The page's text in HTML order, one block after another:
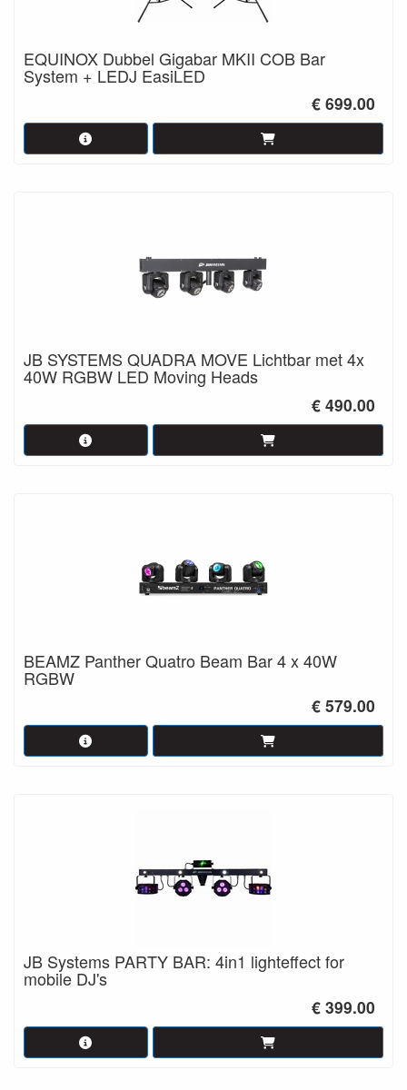
EQUINOX Dubbel Gigabar MKII COB Bar
System + LEDJ EasiLED
€ 699.00
JB SYSTEMS QUADRA MOVE Lichtbar met 4x
40W RGBW LED Moving Heads
€ 490.00
BEAMZ Panther Quatro Beam Bar 4 x 40W
RGBW
€ 579.00
JB Systems PARTY BAR: 4in1 lighteffect for
mobile DJ's
€ 399.00